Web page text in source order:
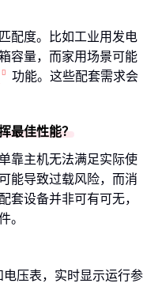
配度。比如工业用发电
容量，而家用场景可能
功能。这些配套需求会
最佳性能？
靠主机无法满足实际使
能导致过载风险，而消
套设备并非可有可无，
。
电压表，实时显示运行参